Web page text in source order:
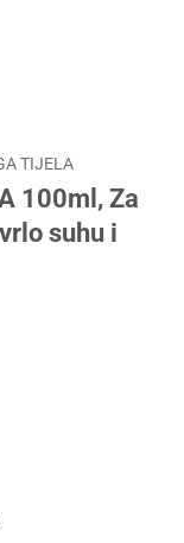
TIJELA
100ml, Za
suhu i